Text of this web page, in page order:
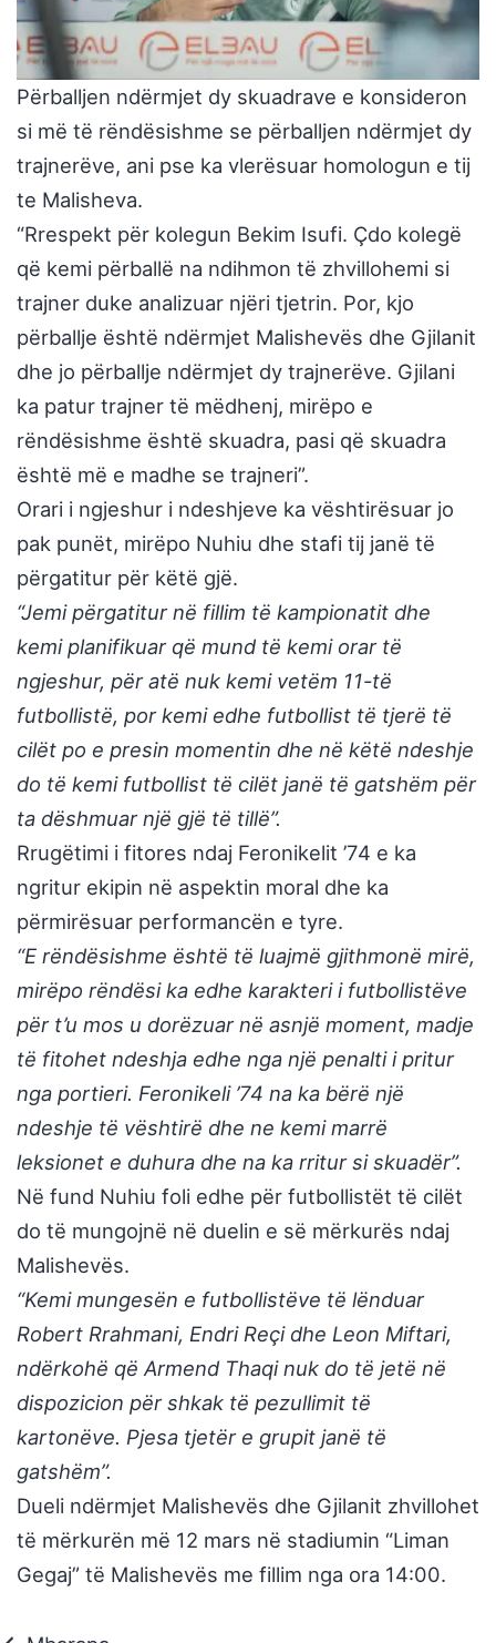
Përballjen ndërmjet dy skuadrave e konsideron
si më të rëndësishme se përballjen ndërmjet dy
trajnerëve, ani pse ka vlerësuar homologun e tij
te Malisheva.
“Rrespekt për kolegun Bekim Isufi. Çdo kolegë
që kemi përballë na ndihmon të zhvillohemi si
trajner duke analizuar njëri tjetrin. Por, kjo
përballje është ndërmjet Malishevës dhe Gjilanit
dhe jo përballje ndërmjet dy trajnerëve. Gjilani
ka patur trajner të mëdhenj, mirëpo e
rëndësishme është skuadra, pasi që skuadra
është më e madhe se trajneri”.
Orari i ngjeshur i ndeshjeve ka vështirësuar jo
pak punët, mirëpo Nuhiu dhe stafi tij janë të
përgatitur për këtë gjë.
“Jemi përgatitur në fillim të kampionatit dhe
kemi planifikuar që mund të kemi orar të
ngjeshur, për atë nuk kemi vetëm 11-të
futbollistë, por kemi edhe futbollist të tjerë të
cilët po e presin momentin dhe në këtë ndeshje
do të kemi futbollist të cilët janë të gatshëm për
ta dëshmuar një gjë të tillë”.
Rrugëtimi i fitores ndaj Feronikelit ’74 e ka
ngritur ekipin në aspektin moral dhe ka
përmirësuar performancën e tyre.
“E rëndësishme është të luajmë gjithmonë mirë,
mirëpo rëndësi ka edhe karakteri i futbollistëve
për t’u mos u dorëzuar në asnjë moment, madje
të fitohet ndeshja edhe nga një penalti i pritur
nga portieri. Feronikeli ’74 na ka bërë një
ndeshje të vështirë dhe ne kemi marrë
leksionet e duhura dhe na ka rritur si skuadër”.
Në fund Nuhiu foli edhe për futbollistët të cilët
do të mungojnë në duelin e së mërkurës ndaj
Malishevës.
“Kemi mungesën e futbollistëve të lënduar
Robert Rrahmani, Endri Reçi dhe Leon Miftari,
ndërkohë që Armend Thaqi nuk do të jetë në
dispozicion për shkak të pezullimit të
kartonëve. Pjesa tjetër e grupit janë të
gatshëm”.
Dueli ndërmjet Malishevës dhe Gjilanit zhvillohet
të mërkurën më 12 mars në stadiumin “Liman
Gegaj” të Malishevës me fillim nga ora 14:00.